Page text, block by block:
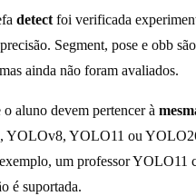
detect foi verificada
Segment, pose e obb
ainda não foram avaliados.
aluno devem pertencer à
YOLOv8, YOLO11 ou
um professor YOLO11
é suportada.